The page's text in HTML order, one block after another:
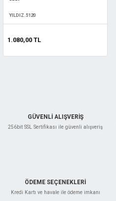
YILDIZ.5120
1.080,00 TL
GÜVENLİ ALIŞVERİŞ
256bit SSL Sertifikası ile güvenli alışveriş
ÖDEME SEÇENEKLERİ
Kredi Kartı ve havale ile ödeme imkanı